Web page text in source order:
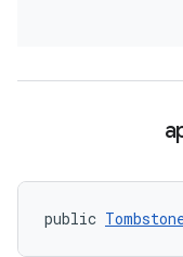
public